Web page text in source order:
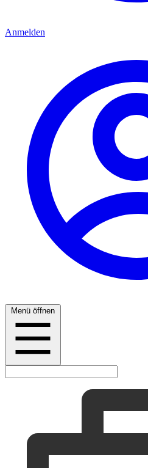
Anmelden
Menü öffnen